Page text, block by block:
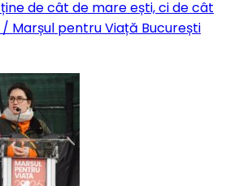
de cât de mare ești, ci de cât
Marșul pentru Viață București